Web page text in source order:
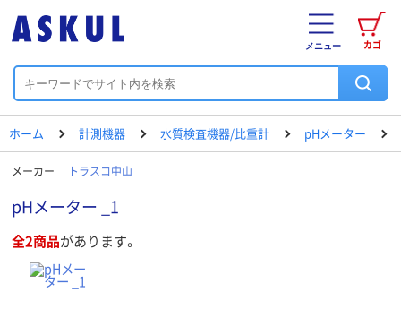
カゴ
メニュー
ホーム 計測機器 水質検査機器/比重計 pHメーター
メーカー トラスコ中山
pHメーター _1
全2商品があります。